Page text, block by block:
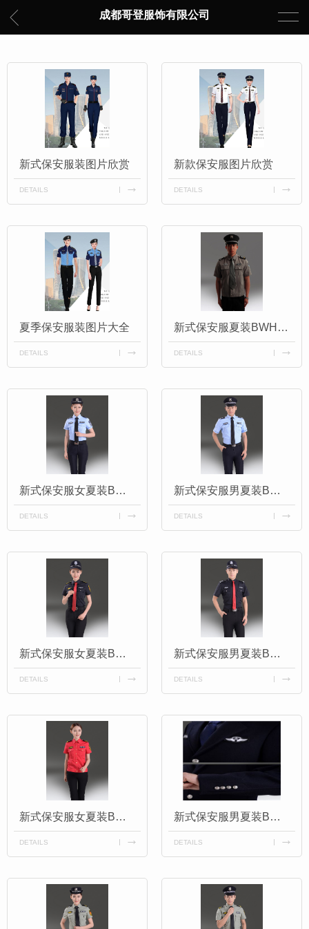
成都哥登服饰有限公司
新式保安服装图片欣赏
DETAILS
新款保安服图片欣赏
DETAILS
夏季保安服装图片大全
DETAILS
新式保安服夏装BWH015
DETAILS
新式保安服女夏装BWH014
DETAILS
新式保安服男夏装BWH014
DETAILS
新式保安服女夏装BWH013
DETAILS
新式保安服男夏装BWH013
DETAILS
新式保安服女夏装BWH010
DETAILS
新式保安服男夏装BWH012
DETAILS